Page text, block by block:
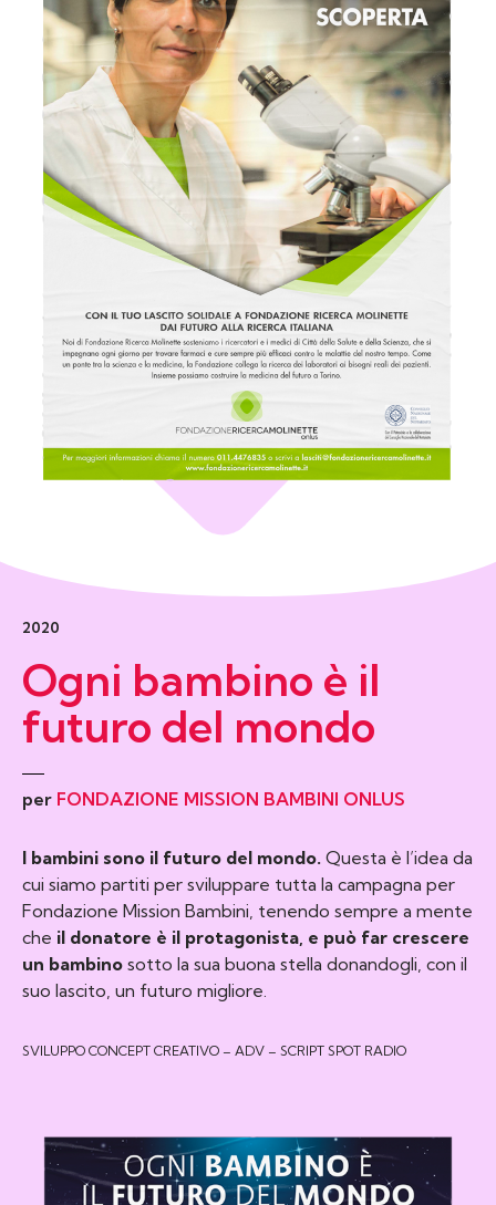
2020
Ogni bambino è il
futuro del mondo
per FONDAZIONE MISSION BAMBINI ONLUS
I bambini sono il futuro del mondo. Questa è l’idea da
cui siamo partiti per sviluppare tutta la campagna per
Fondazione Mission Bambini, tenendo sempre a mente
che il donatore è il protagonista, e può far crescere
un bambino sotto la sua buona stella donandogli, con il
suo lascito, un futuro migliore.
SVILUPPO CONCEPT CREATIVO – ADV – SCRIPT SPOT RADIO